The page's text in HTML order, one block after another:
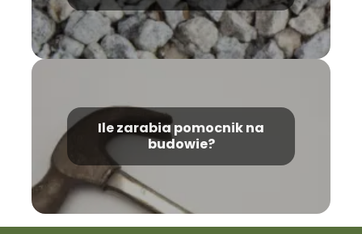
Ile zarabia pomocnik na
budowie?